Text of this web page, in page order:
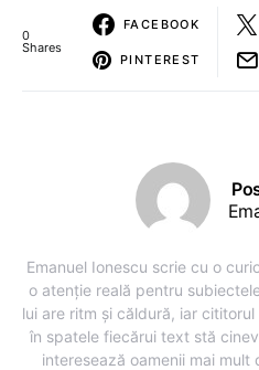
0
Shares
FACEBOOK
PINTEREST
Emanuel Ionescu scrie cu o
o atenție reală pentru
lui are ritm și căldură, iar
în spatele fiecărui text stă
interesează oamenii mai mult